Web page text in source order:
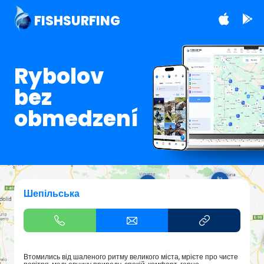
FISHSURFING
Rybolov
bez
obmedzení
Шепільська
Втомились від шаленого ритму великого міста, мрієте про чисте